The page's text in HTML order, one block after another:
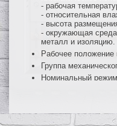
- рабочая
- относительная
- высота
- окружающая
металл и изоляцию.
Рабочее положение
Группа
Номинальный
Функциональные